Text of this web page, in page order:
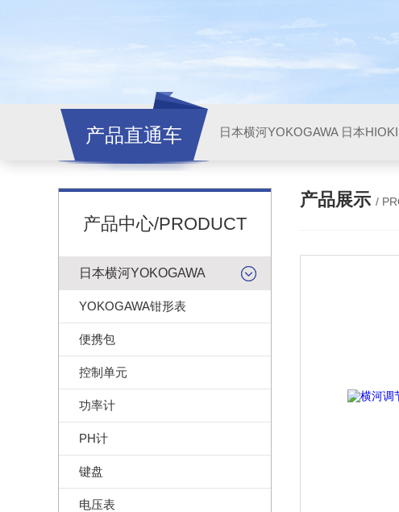
产品直通车 日本横河YOKOGAWA 日本HIOKI
产品中心/PRODUCT
日本横河YOKOGAWA
YOKOGAWA钳形表
便携包
控制单元
功率计
PH计
键盘
电压表
产品展示 /